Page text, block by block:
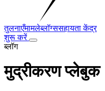
तुलनाएँमामलेब्लॉग्ससहायता केंद्र
शुरू करें
ब्लॉग
मुद्रीकरण प्लेबुक